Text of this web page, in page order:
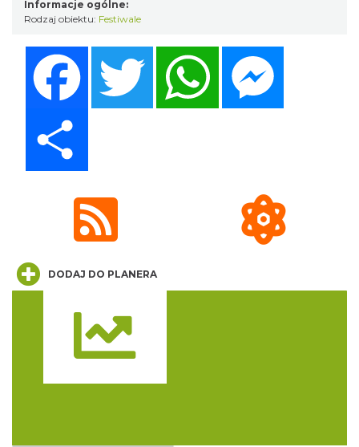
Śląsko Wilijo
Spotkanie miłośników numizmatów
Informacje ogólne:
Rodzaj obiektu: Festiwale
Twitter
DODAJ DO PLANERA